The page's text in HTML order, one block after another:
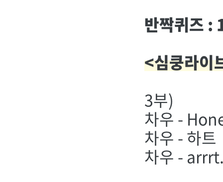
반짝퀴즈
<심쿵라이
3부)
차우 -
차우 - 하트
차우 -